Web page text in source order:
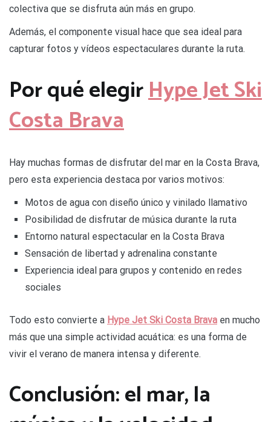
colectiva que se disfruta aún más en grupo.
Además, el componente visual hace que sea ideal para
capturar fotos y vídeos espectaculares durante la ruta.
Por qué elegirHype Jet Ski
Costa Brava
Hay muchas formas de disfrutar del mar en la Costa Brava,
pero esta experiencia destaca por varios motivos:
Motos de agua con diseño único y vinilado llamativo
Posibilidad de disfrutar de música durante la ruta
Entorno natural espectacular en la Costa Brava
Sensación de libertad y adrenalina constante
Experiencia ideal para grupos y contenido en redes
sociales
Todo esto convierte a Hype Jet Ski Costa Brava en mucho
más que una simple actividad acuática: es una forma de
vivir el verano de manera intensa y diferente.
Conclusión: el mar, la